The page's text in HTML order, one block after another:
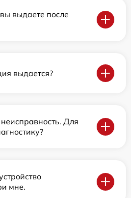
выдаете после
выдается?
Для
мне.